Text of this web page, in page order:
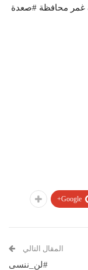
غمر محافظة #صعدة
Google+
المقال التالي
#لن_ننسى